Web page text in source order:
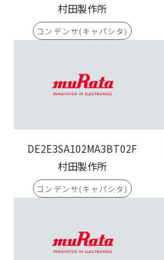
村田製作所
コンデンサ(キャパシタ)
DE2E3SA102MA3BT02F
村田製作所
コンデンサ(キャパシタ)